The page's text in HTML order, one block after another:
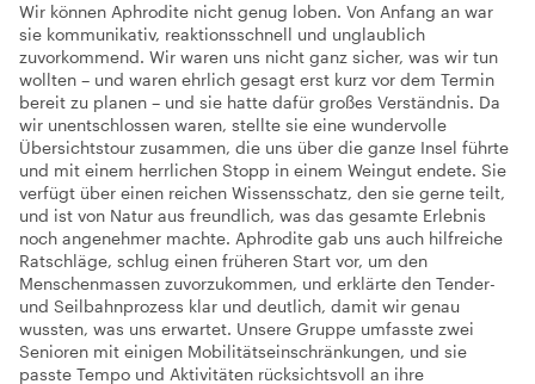
Wir können Aphrodite nicht genug loben. Von Anfang an war
sie kommunikativ, reaktionsschnell und unglaublich
zuvorkommend. Wir waren uns nicht ganz sicher, was wir tun
wollten – und waren ehrlich gesagt erst kurz vor dem Termin
bereit zu planen – und sie hatte dafür großes Verständnis. Da
wir unentschlossen waren, stellte sie eine wundervolle
Übersichtstour zusammen, die uns über die ganze Insel führte
und mit einem herrlichen Stopp in einem Weingut endete. Sie
verfügt über einen reichen Wissensschatz, den sie gerne teilt,
und ist von Natur aus freundlich, was das gesamte Erlebnis
noch angenehmer machte. Aphrodite gab uns auch hilfreiche
Ratschläge, schlug einen früheren Start vor, um den
Menschenmassen zuvorzukommen, und erklärte den Tender-
und Seilbahnprozess klar und deutlich, damit wir genau
wussten, was uns erwartet. Unsere Gruppe umfasste zwei
Senioren mit einigen Mobilitätseinschränkungen, und sie
passte Tempo und Aktivitäten rücksichtsvoll an ihre